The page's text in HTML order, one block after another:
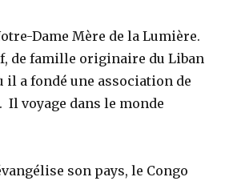
Dame Mère de la Lumière.
de famille originaire du Liban
il a fondé une association de
Il voyage dans le monde
son pays, le Congo